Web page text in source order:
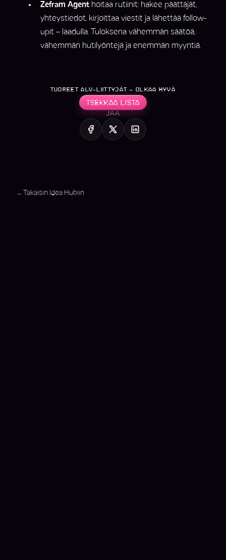
Zefram Agent hoitaa rutiinit: hakee päättäjät,
yhteystiedot, kirjoittaa viestit ja lähettää follow-
upit – laadulla. Tuloksena vähemmän säätöä,
vähemmän hutilyöntejä ja enemmän myyntiä.
TUOREET ALV-LIITTYJÄT – OLKAA HYVÄ
TSEKKAA LISTA
JAA
← Takaisin Idea Hubiin